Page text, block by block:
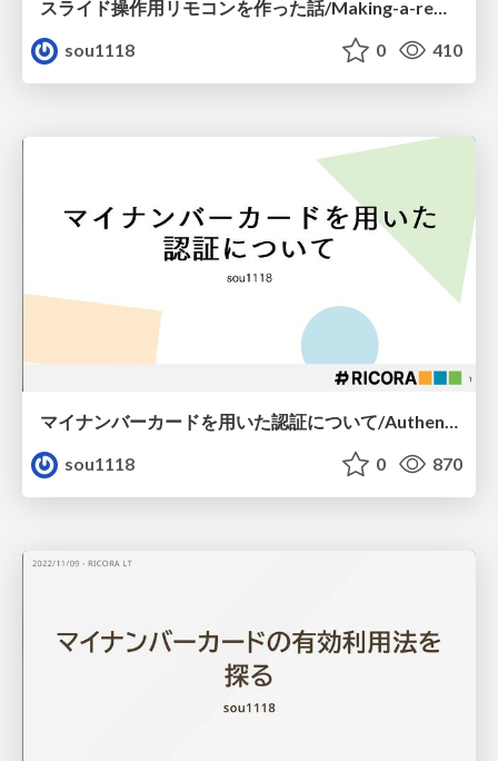
sou1118
0 410
マイナンバーカードを用いた認証について/Authentication-using-the-My-Number-Card
sou1118
0 870